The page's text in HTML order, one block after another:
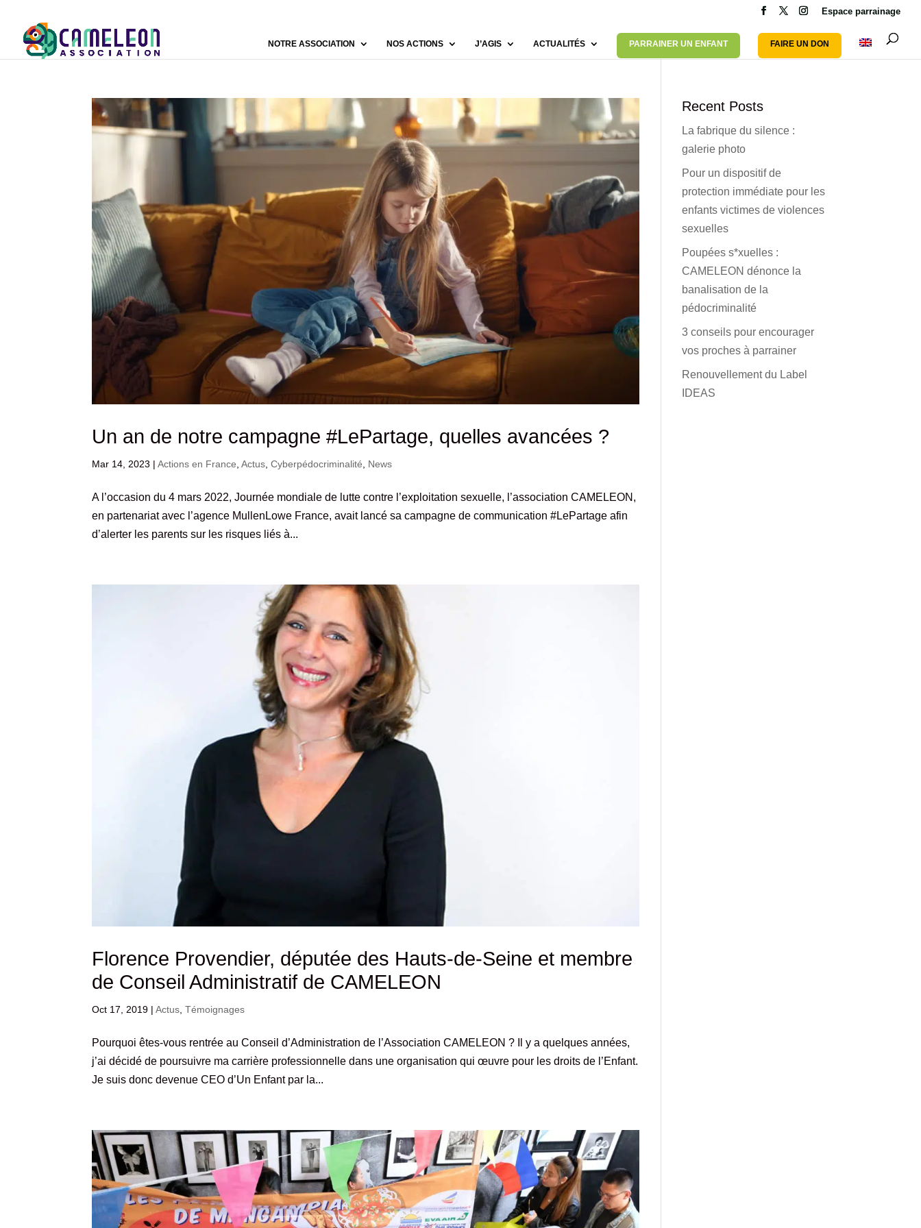
Espace parrainage
NOTRE ASSOCIATION NOS ACTIONS J’AGIS ACTUALITÉS PARRAINER UN ENFANT FAIRE UN DON
Un an de notre campagne #LePartage, quelles avancées ?
Mar 14, 2023 |Actions en France,Actus,Cyberpédocriminalité, News
A l’occasion du 4 mars 2022, Journée mondiale de lutte contre l’exploitation sexuelle, l’association CAMELEON,
en partenariat avec l’agence MullenLowe France, avait lancé sa campagne de communication #LePartage afin
d’alerter les parents sur les risques liés à...
Florence Provendier, députée des Hauts-de-Seine et membre
de Conseil Administratif de CAMELEON
Oct 17, 2019 |Actus ,Témoignages
Pourquoi êtes-vous rentrée au Conseil d’Administration de l’Association CAMELEON ? Il y a quelques années,
j’ai décidé de poursuivre ma carrière professionnelle dans une organisation qui œuvre pour les droits de l’Enfant.
Je suis donc devenue CEO d’Un Enfant par la...
Recent Posts
La fabrique du silence :
galerie photo
Pour un dispositif de
protection immédiate pour les
enfants victimes de violences
sexuelles
Poupées s*xuelles :
CAMELEON dénonce la
banalisation de la
pédocriminalité
3 conseils pour encourager
vos proches à parrainer
Renouvellement du Label
IDEAS